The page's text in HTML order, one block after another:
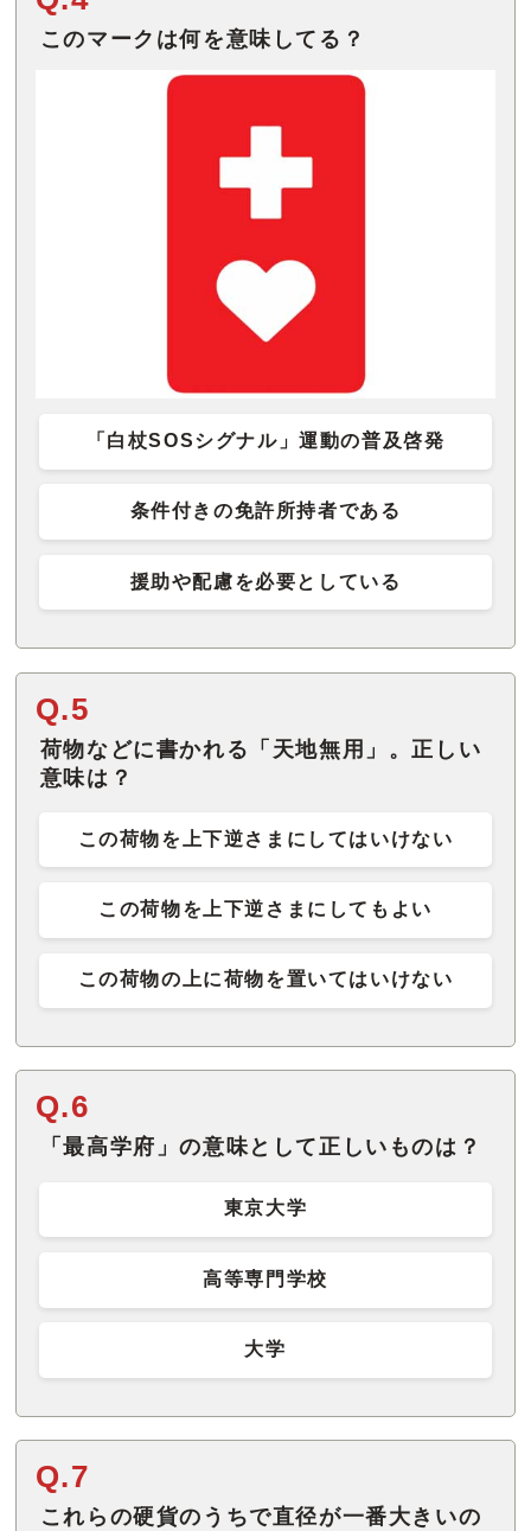
このマークは何を意味してる？
「白杖SOSシグナル」運動の普及啓発
条件付きの免許所持者である
援助や配慮を必要としている
Q.5
荷物などに書かれる「天地無用」。正しい
意味は？
この荷物を上下逆さまにしてはいけない
この荷物を上下逆さまにしてもよい
この荷物の上に荷物を置いてはいけない
Q.6
「最高学府」の意味として正しいものは？
東京大学
高等専門学校
大学
Q.7
これらの硬貨のうちで直径が一番大きいの